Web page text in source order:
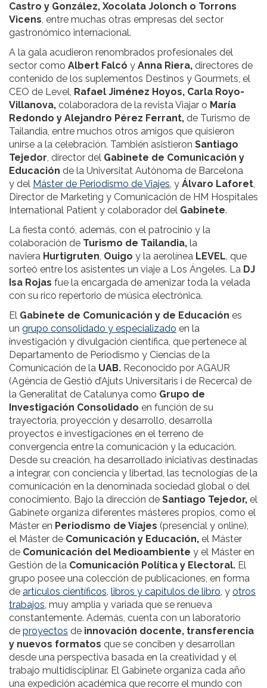
Castro y González, Xocolata Jolonch o Torrons
Vicens, entre muchas otras empresas del sector
gastronómico internacional.
A la gala acudieron renombrados profesionales del
sector como Albert Falcó y Anna Riera, directores de
contenido de los suplementos Destinos y Gourmets, el
CEO de Level, Rafael Jiménez Hoyos, Carla Royo-
Villanova, colaboradora de la revista Viajar o María
Redondo y Alejandro Pérez Ferrant, de Turismo de
Tailandia, entre muchos otros amigos que quisieron
unirse a la celebración. También asistieron Santiago
Tejedor, director del Gabinete de Comunicación y
Educación de la Universitat Autònoma de Barcelona
y del Máster de Periodismo de Viajes, y Álvaro Laforet,
Director de Marketing y Comunicación de HM Hospitales
International Patient y colaborador del Gabinete.
La fiesta contó, además, con el patrocinio y la
colaboración de Turismo de Tailandia, la
naviera Hurtigruten, Ouigo y la aerolínea LEVEL, que
sorteó entre los asistentes un viaje a Los Ángeles. La DJ
Isa Rojas fue la encargada de amenizar toda la velada
con su rico repertorio de música electrónica.
El Gabinete de Comunicación y de Educación es
un grupo consolidado y especializado en la
investigación y divulgación científica, que pertenece al
Departamento de Periodismo y Ciencias de la
Comunicación de la UAB. Reconocido por AGAUR
(Agència de Gestió d’Ajuts Universitaris i de Recerca) de
la Generalitat de Catalunya como Grupo de
Investigación Consolidado en función de su
trayectoria, proyección y desarrollo, desarrolla
proyectos e investigaciones en el terreno de
convergencia entre la comunicación y la educación.
Desde su creación, ha desarrollado iniciativas destinadas
a integrar, con conciencia y libertad, las tecnologías de la
comunicación en la denominada sociedad global o del
conocimiento. Bajo la dirección de Santiago Tejedor, el
Gabinete organiza diferentes másteres propios, como el
Máster en Periodismo de Viajes (presencial y online),
el Máster de Comunicación y Educación, el Máster
de Comunicación del Medioambiente y el Máster en
Gestión de la Comunicación Política y Electoral. El
grupo posee una colección de publicaciones, en forma
de artículos científicos, libros y capítulos de libro, y otros
trabajos, muy amplia y variada que se renueva
constantemente. Además, cuenta con un laboratorio
de proyectos de innovación docente, transferencia
y nuevos formatos que se conciben y desarrollan
desde una perspectiva basada en la creatividad y el
trabajo multidisciplinar. El Gabinete organiza cada año
una expedición académica que recorre el mundo con